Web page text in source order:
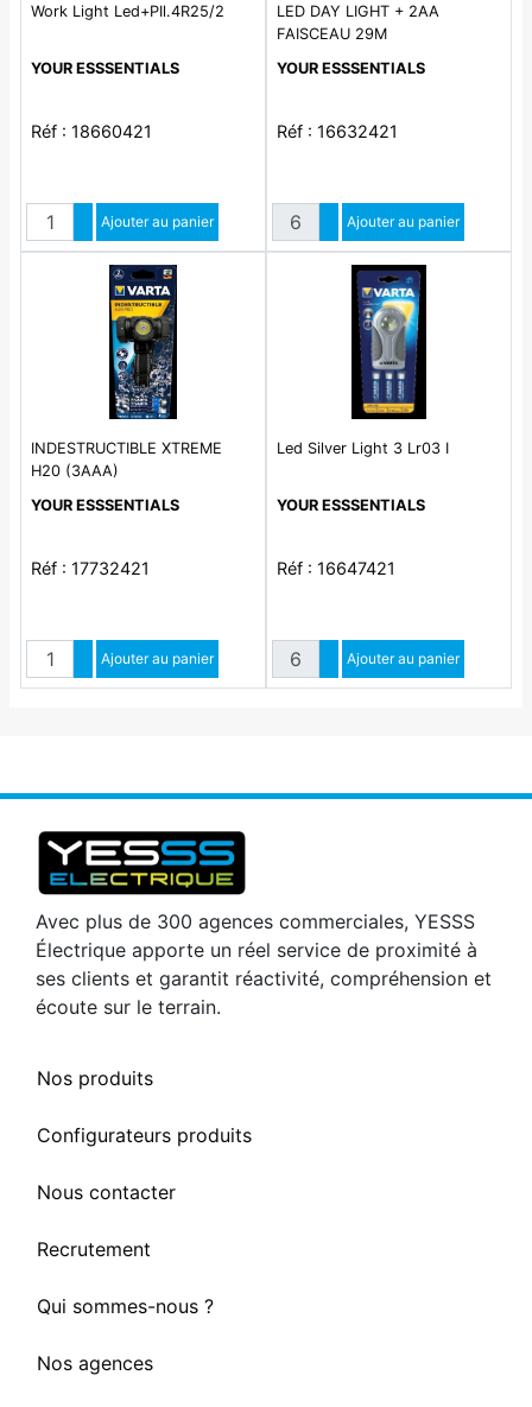
Work Light Led+PIl.4R25/2
YOUR ESSSENTIALS
Réf : 18660421
QuantitéAugmenter quantité
Diminuer quantité
Ajouter au panier
LED DAY LIGHT + 2AA
FAISCEAU 29M
YOUR ESSSENTIALS
Réf : 16632421
QuantitéAugmenter quantité
Diminuer quantité
Ajouter au panier
INDESTRUCTIBLE XTREME
H20 (3AAA)
YOUR ESSSENTIALS
Réf : 17732421
QuantitéAugmenter quantité
Diminuer quantité
Ajouter au panier
Led Silver Light 3 Lr03 I
YOUR ESSSENTIALS
Réf : 16647421
QuantitéAugmenter quantité
Diminuer quantité
Ajouter au panier
Avec plus de 300 agences commerciales, YESSS
Électrique apporte un réel service de proximité à
ses clients et garantit réactivité, compréhension et
écoute sur le terrain.
Nos produits
Configurateurs produits
Nous contacter
Recrutement
Qui sommes-nous ?
Nos agences